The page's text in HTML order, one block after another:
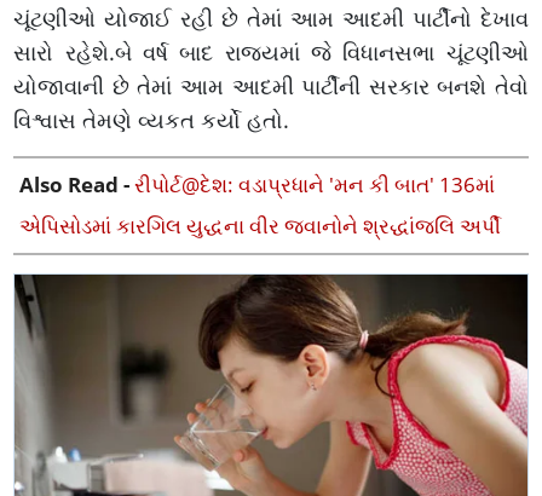
ચૂંટણીઓ યોજાઈ રહી છે તેમાં આમ આદમી પાર્ટીનો દેખાવ
સારો રહેશે.બે વર્ષ બાદ રાજયમાં જે વિધાનસભા ચૂંટણીઓ
યોજાવાની છે તેમાં આમ આદમી પાર્ટીની સરકાર બનશે તેવો
વિશ્વાસ તેમણે વ્યકત કર્યો હતો.
Also Read -રીપોર્ટ@દેશ: વડાપ્રધાને 'મન કી બાત' 136માં
એપિસોડમાં કારગિલ યુદ્ધના વીર જવાનોને શ્રદ્ધાંજલિ અર્પી